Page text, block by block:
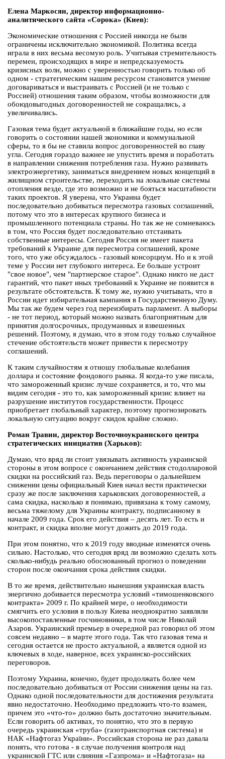
Елена Маркосян, директор информационно-
аналитического сайта «Сорока» (Киев):
Экономические отношения с Россией никогда не были
ограничены исключительно экономикой. Политика всегда
играла в них весьма весомую роль. Учитывая стремительность
перемен, происходящих в мире и непредсказуемость
кризисных волн, можно с уверенностью говорить только об
одном - стратегическим нашим ресурсом становится умение
договариваться и выстраивать с Россией (и не только с
Россией) отношения таким образом, чтобы возможности для
обоюдовыгодных договоренностей не сокращались, а
увеличивались.
Газовая тема будет актуальной в ближайшие годы, но если
говорить о состоянии нашей экономики и коммунальной
сферы, то я бы не ставила вопрос договоренностей во главу
угла. Сегодня гораздо важнее не упустить время и поработать
в направлении снижения потребления газа. Нужно развивать
электроэнергетику, заниматься внедрением новых концепций в
жилищном строительстве, переходить на локальные системы
отопления везде, где это возможно и не бояться масштабности
таких проектов. Я уверена, что Украина будет
последовательно добиваться пересмотра газовых соглашений,
потому что это в интересах крупного бизнеса и
промышленного потенциала страны. Но так же не сомневаюсь
в том, что Россия будет последовательно отстаивать
собственные интересы. Сегодня Россия не имеет пакета
требований к Украине для пересмотра соглашений, кроме
того, что уже обсуждалось - газовый консорциум. Но и к этой
теме у России нет глубокого интереса. Ее больше устроит
"свое новое", чем "партнерское старое". Однако никто не даст
гарантий, что пакет иных требований к Украине не появится в
результате обстоятельств. К тому же, нужно учитывать, что в
России идет избирательная кампания в Государственную Думу.
Мы так же будем через год переизбирать парламент. А выборы
- не тот период, который можно назвать благоприятным для
принятия долгосрочных, продуманных и взвешенных
решений. Поэтому, я думаю, что в этом году только случайное
стечение обстоятельств может привести к пересмотру
соглашений.
К таким случайностям я отношу глобальные колебания
доллара и состояние фондового рынка. Я когда-то уже писала,
что замороженный кризис лучше сохраняется, и то, что мы
видим сегодня - это то, как замороженный кризис влияет на
разрушение институтов государственности. Процесс
приобретает глобальный характер, поэтому прогнозировать
локальную ситуацию вокруг скидок крайне сложно.
Роман Травин, директор Восточноукраинского центра
стратегических инициатив (Харьков):
Думаю, что вряд ли стоит увязывать активность украинской
стороны в этом вопросе с окончанием действия стодолларовой
скидки на российский газ. Ведь переговоры о дальнейшем
снижении цены официальный Киев начал вести практически
сразу же после заключения харьковских договоренностей, а
сама скидка, насколько я понимаю, привязана к тому самому,
весьма тяжелому для Украины контракту, подписанному в
начале 2009 года. Срок его действия – десять лет. То есть и
контракт, и скидка вполне могут дожить до 2019 года.
При этом понятно, что к 2019 году вводные изменятся очень
сильно. Настолько, что сегодня вряд ли возможно сделать хоть
сколько-нибудь реально обоснованный прогноз о поведении
сторон после окончания срока действия скидки.
В то же время, действительно нынешняя украинская власть
энергично добивается пересмотра условий «тимошенковского
контракта» 2009 г. По крайней мере, о необходимости
смягчить его условия в пользу Киева неоднократно заявляли
высокопоставленные госчиновники, в том числе Николай
Азаров. Украинский премьер в очередной раз говорил об этом
совсем недавно – в марте этого года. Так что газовая тема и
сегодня остается не просто актуальной, а является одной из
ключевых в ходе, наверное, всех украинско-российских
переговоров.
Поэтому Украина, конечно, будет продолжать более чем
последовательно добиваться от России снижения цены на газ.
Однако одной последовательности для достижения результата
явно недостаточно. Необходимо предложить что-то взамен,
причем это «что-то» должно быть достаточно значительным.
Если говорить об активах, то понятно, что это в первую
очередь украинская «труба» (газотранспортная система) и
НАК «Нафтогаз України». Российская сторона не раз давала
понять, что готова - в случае получения контроля над
украинской ГТС или слияния «Газпрома» и «Нафтогаза» на